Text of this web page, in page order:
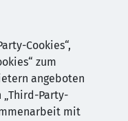
Cookies“,
zum
angeboten
„Third-Party-
mit